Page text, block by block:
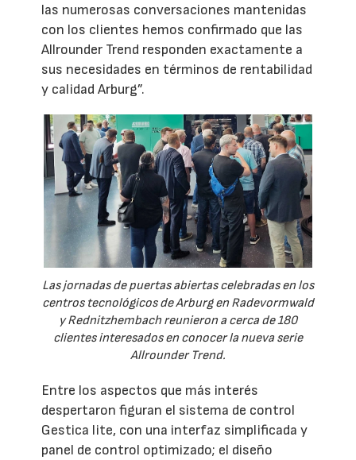
las numerosas conversaciones mantenidas
con los clientes hemos confirmado que las
Allrounder Trend responden exactamente a
sus necesidades en términos de rentabilidad
y calidad Arburg”.
Las jornadas de puertas abiertas celebradas en los
centros tecnológicos de Arburg en Radevormwald
y Rednitzhembach reunieron a cerca de 180
clientes interesados en conocer la nueva serie
Allrounder Trend.
Entre los aspectos que más interés
despertaron figuran el sistema de control
Gestica lite, con una interfaz simplificada y
panel de control optimizado; el diseño